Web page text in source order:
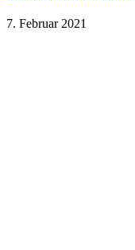
7. Februar 2021